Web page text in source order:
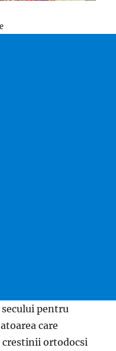
secului pentru
care
crestinii ortodocsi